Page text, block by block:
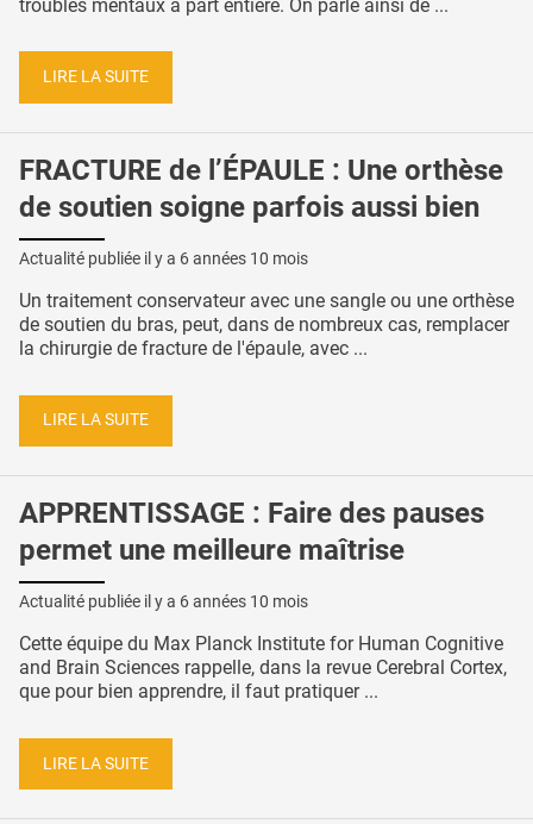
troubles mentaux à part entière. On parle ainsi de ...
LIRE LA SUITE
FRACTURE de l’ÉPAULE : Une orthèse
de soutien soigne parfois aussi bien
Actualité publiée il y a 6 années 10 mois
Un traitement conservateur avec une sangle ou une orthèse
de soutien du bras, peut, dans de nombreux cas, remplacer
la chirurgie de fracture de l'épaule, avec ...
LIRE LA SUITE
APPRENTISSAGE : Faire des pauses
permet une meilleure maîtrise
Actualité publiée il y a 6 années 10 mois
Cette équipe du Max Planck Institute for Human Cognitive
and Brain Sciences rappelle, dans la revue Cerebral Cortex,
que pour bien apprendre, il faut pratiquer ...
LIRE LA SUITE